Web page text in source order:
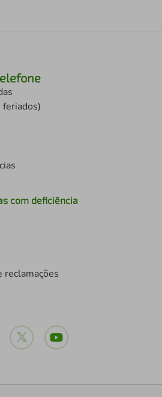
com deficiência
reclamações